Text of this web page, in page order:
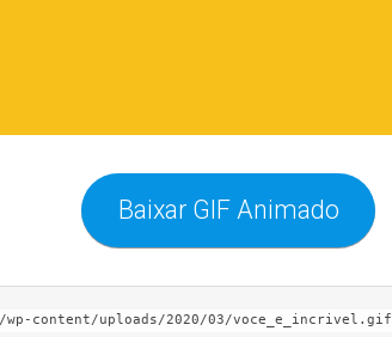
Baixar GIF Animado
content/uploads/2020/03/voce_e_incrivel.gif